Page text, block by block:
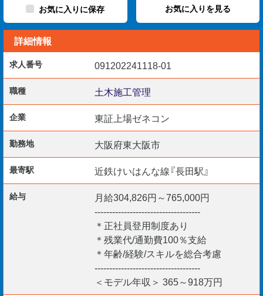
+1・2級土木施工管理技士
+1・2級舗装施工管理技術者
+RCCM
+技術士・技術士補
【就業時間など】
+8:00～17:00（月平均残業20H)
当計画は日勤のみで進行してまいります。
お気に入りに保存 お気に入りを見る
詳細情報
求人番号 091202241118-01
職種 土木施工管理
企業 東証上場ゼネコン
勤務地 大阪府東大阪市
最寄駅 近鉄けいはんな線『長田駅』
給与
月給304,826円～765,000円
------------------------------------
＊正社員登用制度あり
＊残業代/通勤費100％支給
＊年齢/経験/スキルを総合考慮
------------------------------------
＜モデル年収＞ 365～918万円